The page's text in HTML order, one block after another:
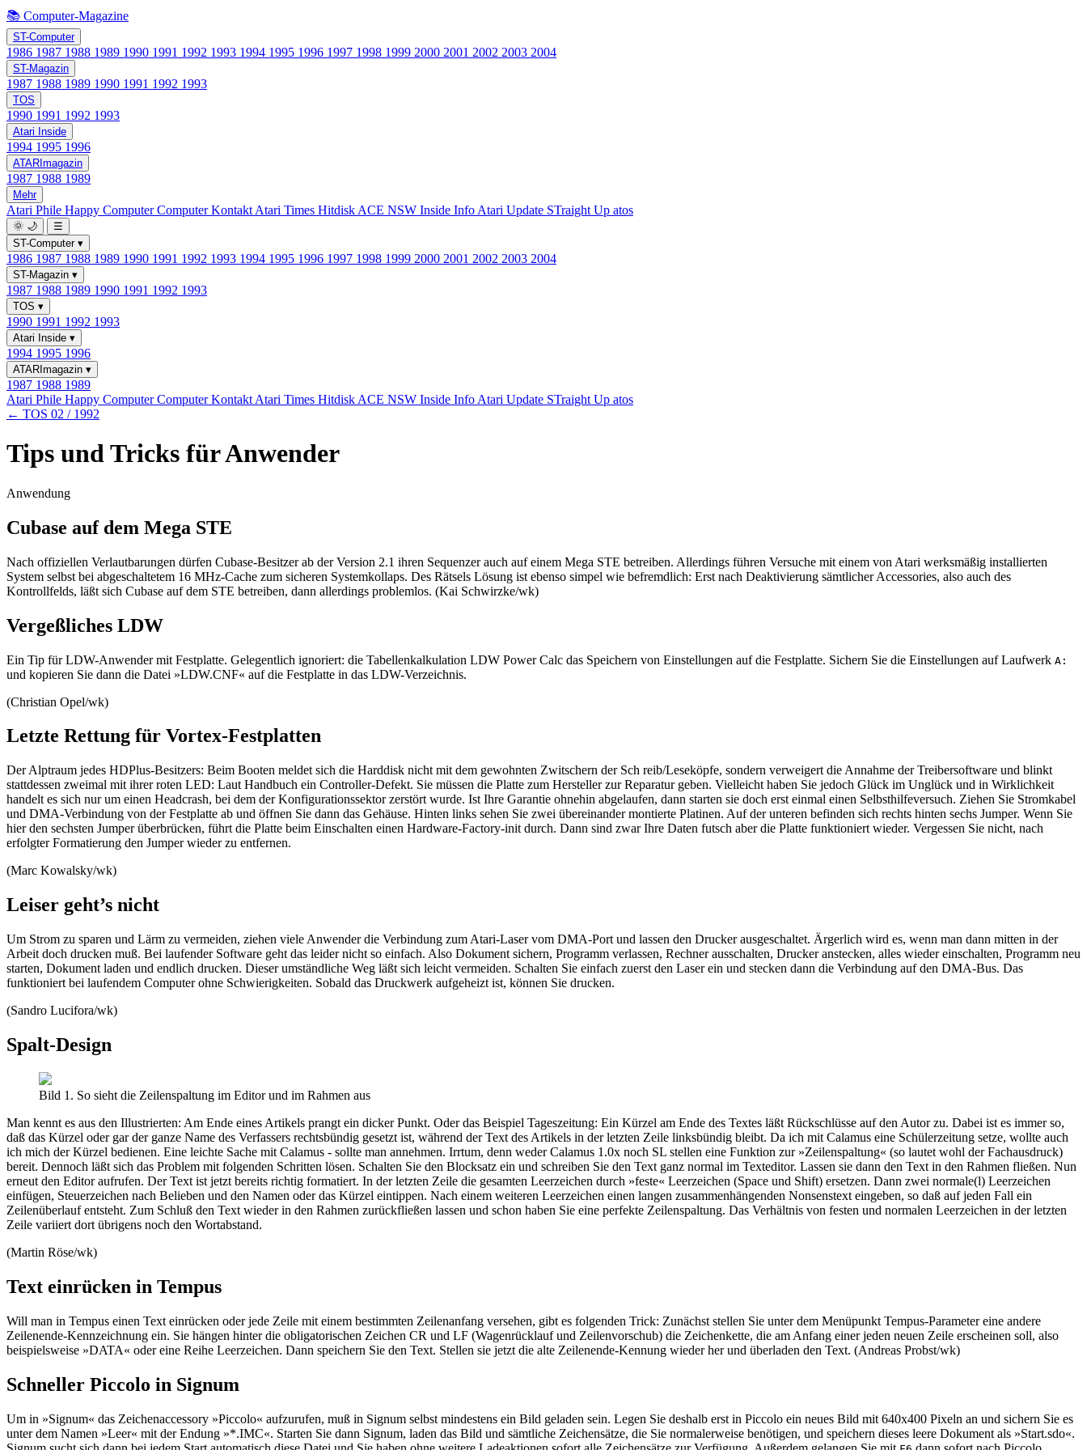
📚 Computer-Magazine
ST-Computer
1986 1987 1988 1989 1990 1991 1992 1993 1994 1995 1996 1997 1998 1999 2000 2001 2002 2003 2004
ST-Magazin
1987 1988 1989 1990 1991 1992 1993
TOS
1990 1991 1992 1993
Atari Inside
1994 1995 1996
ATARImagazin
1987 1988 1989
Mehr
Atari Phile Happy ComputerComputer Kontakt Atari Times Hitdisk ACE NSW Inside Info Atari Update STraight Up atos
🌞 🌙
☰
ST-Computer ▾
1986 1987 1988 1989 1990 1991 1992 1993 1994 1995 1996 1997 1998 1999 2000 2001 2002 2003 2004
ST-Magazin ▾
1987 1988 1989 1990 1991 1992 1993
TOS ▾
1990 1991 1992 1993
Atari Inside ▾
1994 1995 1996
ATARImagazin ▾
1987 1988 1989
Atari Phile Happy ComputerComputer Kontakt Atari Times Hitdisk ACE NSW Inside Info Atari Update STraight Up atos
← TOS 02 / 1992
Tips und Tricks für Anwender
Anwendung
Cubase auf dem Mega STE
Nach offiziellen Verlautbarungen dürfen Cubase-Besitzer ab der Version 2.1 ihren Sequenzer auch auf einem Mega STE betreiben. Allerdings führen Versuche mit einem von Atari werksmäßig installierten
System selbst bei abgeschaltetem 16 MHz-Cache zum sicheren Systemkollaps. Des Rätsels Lösung ist ebenso simpel wie befremdlich: Erst nach Deaktivierung sämtlicher Accessories, also auch des
Kontrollfelds, läßt sich Cubase auf dem STE betreiben, dann allerdings problemlos. (Kai Schwirzke/wk)
Vergeßliches LDW
Ein Tip für LDW-Anwender mit Festplatte. Gelegentlich ignoriert: die Tabellenkalkulation LDW Power Calc das Speichern von Einstellungen auf die Festplatte. Sichern Sie die Einstellungen auf Laufwerk A:
und kopieren Sie dann die Datei »LDW.CNF« auf die Festplatte in das LDW-Verzeichnis.
(Christian Opel/wk)
Letzte Rettung für Vortex-Festplatten
Der Alptraum jedes HDPlus-Besitzers: Beim Booten meldet sich die Harddisk nicht mit dem gewohnten Zwitschern der Sch reib/Leseköpfe, sondern verweigert die Annahme der Treibersoftware und blinkt
stattdessen zweimal mit ihrer roten LED: Laut Handbuch ein Controller-Defekt. Sie müssen die Platte zum Hersteller zur Reparatur geben. Vielleicht haben Sie jedoch Glück im Unglück und in Wirklichkeit
handelt es sich nur um einen Headcrash, bei dem der Konfigurationssektor zerstört wurde. Ist Ihre Garantie ohnehin abgelaufen, dann starten sie doch erst einmal einen Selbsthilfeversuch. Ziehen Sie Stromkabel
und DMA-Verbindung von der Festplatte ab und öffnen Sie dann das Gehäuse. Hinten links sehen Sie zwei übereinander montierte Platinen. Auf der unteren befinden sich rechts hinten sechs Jumper. Wenn Sie
hier den sechsten Jumper überbrücken, führt die Platte beim Einschalten einen Hardware-Factory-init durch. Dann sind zwar Ihre Daten futsch aber die Platte funktioniert wieder. Vergessen Sie nicht, nach
erfolgter Formatierung den Jumper wieder zu entfernen.
(Marc Kowalsky/wk)
Leiser geht’s nicht
Um Strom zu sparen und Lärm zu vermeiden, ziehen viele Anwender die Verbindung zum Atari-Laser vom DMA-Port und lassen den Drucker ausgeschaltet. Ärgerlich wird es, wenn man dann mitten in der
Arbeit doch drucken muß. Bei laufender Software geht das leider nicht so einfach. Also Dokument sichern, Programm verlassen, Rechner ausschalten, Drucker anstecken, alles wieder einschalten, Programm neu
starten, Dokument laden und endlich drucken. Dieser umständliche Weg läßt sich leicht vermeiden. Schalten Sie einfach zuerst den Laser ein und stecken dann die Verbindung auf den DMA-Bus. Das
funktioniert bei laufendem Computer ohne Schwierigkeiten. Sobald das Druckwerk aufgeheizt ist, können Sie drucken.
(Sandro Lucifora/wk)
Spalt-Design
Bild 1. So sieht die Zeilenspaltung im Editor und im Rahmen aus
Man kennt es aus den Illustrierten: Am Ende eines Artikels prangt ein dicker Punkt. Oder das Beispiel Tageszeitung: Ein Kürzel am Ende des Textes läßt Rückschlüsse auf den Autor zu. Dabei ist es immer so,
daß das Kürzel oder gar der ganze Name des Verfassers rechtsbündig gesetzt ist, während der Text des Artikels in der letzten Zeile linksbündig bleibt. Da ich mit Calamus eine Schülerzeitung setze, wollte auch
ich mich der Kürzel bedienen. Eine leichte Sache mit Calamus - sollte man annehmen. Irrtum, denn weder Calamus 1.0x noch SL stellen eine Funktion zur »Zeilenspaltung« (so lautet wohl der Fachausdruck)
bereit. Dennoch läßt sich das Problem mit folgenden Schritten lösen. Schalten Sie den Blocksatz ein und schreiben Sie den Text ganz normal im Texteditor. Lassen sie dann den Text in den Rahmen fließen. Nun
erneut den Editor aufrufen. Der Text ist jetzt bereits richtig formatiert. In der letzten Zeile die gesamten Leerzeichen durch »feste« Leerzeichen (Space und Shift) ersetzen. Dann zwei normale(l) Leerzeichen
einfügen, Steuerzeichen nach Belieben und den Namen oder das Kürzel eintippen. Nach einem weiteren Leerzeichen einen langen zusammenhängenden Nonsenstext eingeben, so daß auf jeden Fall ein
Zeilenüberlauf entsteht. Zum Schluß den Text wieder in den Rahmen zurückfließen lassen und schon haben Sie eine perfekte Zeilenspaltung. Das Verhältnis von festen und normalen Leerzeichen in der letzten
Zeile variiert dort übrigens noch den Wortabstand.
(Martin Röse/wk)
Text einrücken in Tempus
Will man in Tempus einen Text einrücken oder jede Zeile mit einem bestimmten Zeilenanfang versehen, gibt es folgenden Trick: Zunächst stellen Sie unter dem Menüpunkt Tempus-Parameter eine andere
Zeilenende-Kennzeichnung ein. Sie hängen hinter die obligatorischen Zeichen CR und LF (Wagenrücklauf und Zeilenvorschub) die Zeichenkette, die am Anfang einer jeden neuen Zeile erscheinen soll, also
beispielsweise »DATA« oder eine Reihe Leerzeichen. Dann speichern Sie den Text. Stellen sie jetzt die alte Zeilenende-Kennung wieder her und überladen den Text. (Andreas Probst/wk)
Schneller Piccolo in Signum
Um in »Signum« das Zeichenaccessory »Piccolo« aufzurufen, muß in Signum selbst mindestens ein Bild geladen sein. Legen Sie deshalb erst in Piccolo ein neues Bild mit 640x400 Pixeln an und sichern Sie es
unter dem Namen »Leer« mit der Endung »*.IMC«. Starten Sie dann Signum, laden das Bild und sämtliche Zeichensätze, die Sie normalerweise benötigen, und speichern dieses leere Dokument als »Start.sdo«.